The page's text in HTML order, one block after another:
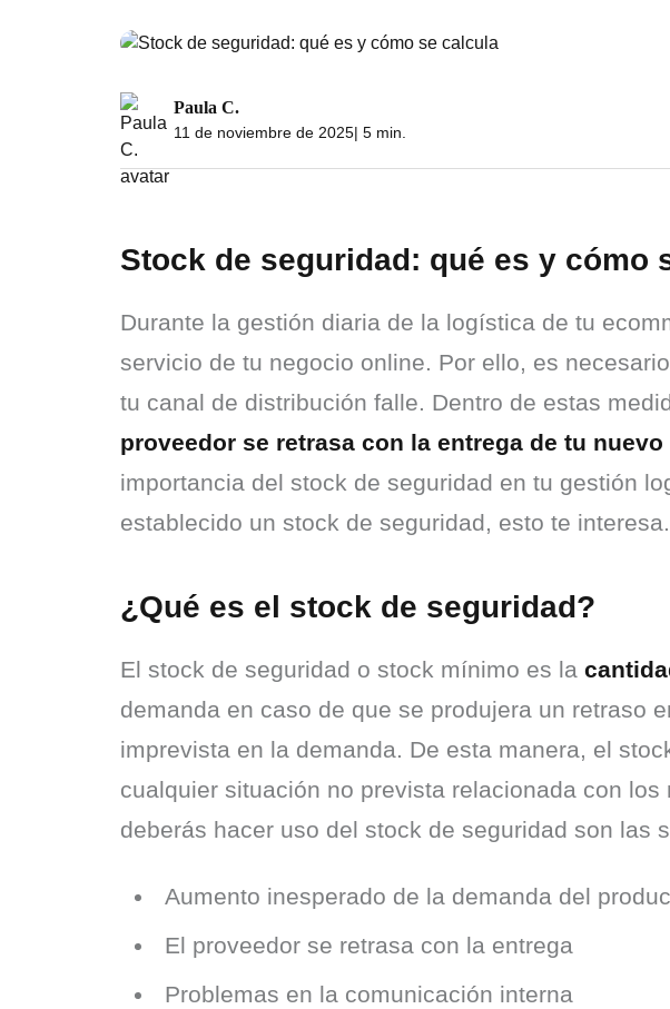
Paula C.
11 de noviembre de 2025| 5 min.
Stock de seguridad: qué es y cómo
Durante la gestión diaria de la logística de tu
servicio de tu negocio online. Por ello, es
tu canal de distribución falle. Dentro de estas
proveedor se retrasa con la entrega de tu
importancia del stock de seguridad en tu gestión
establecido un stock de seguridad, esto te interesa.
¿Qué es el stock de seguridad?
El stock de seguridad o stock mínimo es la
demanda en caso de que se produjera un retraso
imprevista en la demanda. De esta manera, el
cualquier situación no prevista relacionada con
deberás hacer uso del stock de seguridad son las
Aumento inesperado de la demanda del
El proveedor se retrasa con la entrega
Problemas en la comunicación interna